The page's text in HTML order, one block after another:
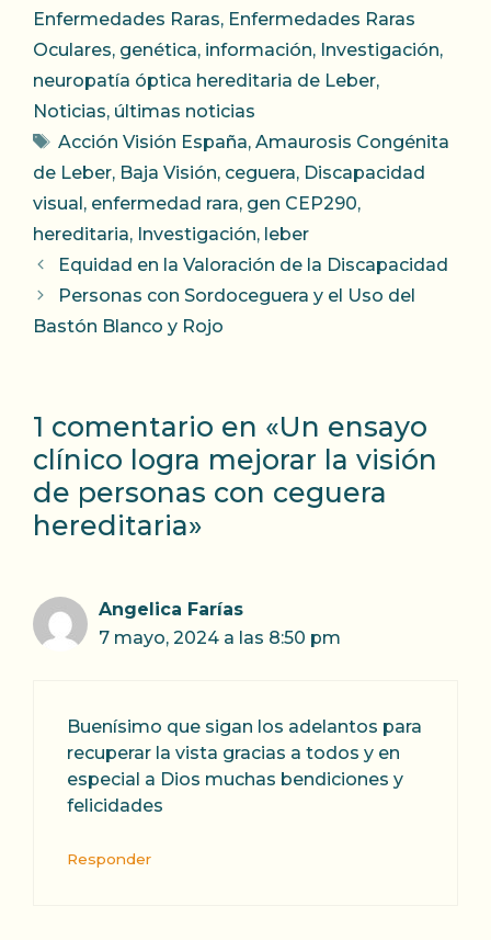
Enfermedades Raras, Enfermedades Raras
Oculares, genética, información, Investigación,
neuropatía óptica hereditaria de Leber,
Noticias, últimas noticias
Etiquetas
Acción Visión España, Amaurosis Congénita
de Leber, Baja Visión, ceguera, Discapacidad
visual, enfermedad rara, gen CEP290,
hereditaria, Investigación, leber
Equidad en la Valoración de la Discapacidad
Personas con Sordoceguera y el Uso del
Bastón Blanco y Rojo
1 comentario en «Un ensayo
clínico logra mejorar la visión
de personas con ceguera
hereditaria»
Angelica Farías
7 mayo, 2024 a las 8:50 pm
Buenísimo que sigan los adelantos para
recuperar la vista gracias a todos y en
especial a Dios muchas bendiciones y
felicidades
Responder